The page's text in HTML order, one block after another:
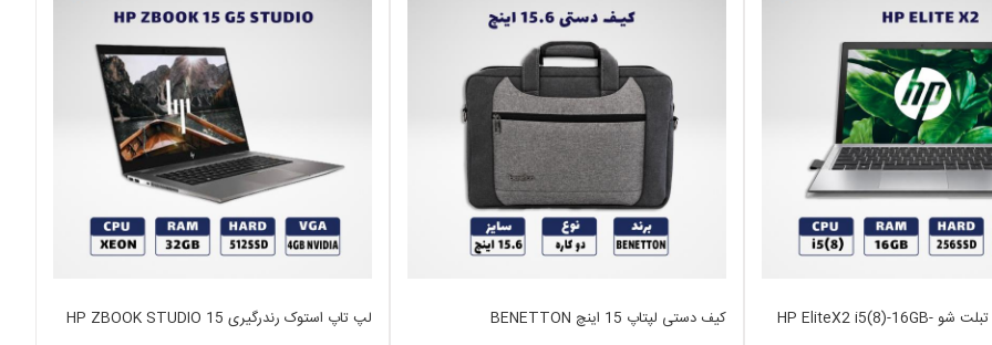
لپ تاپ استوک تبلت شو HP EliteX2 i5(8)-16GB-
کیف دستی لپتاپ 15 اینچ BENETTON
لپ تاپ استوک رندرگیری HP ZBOOK STUDIO 15